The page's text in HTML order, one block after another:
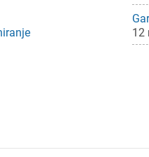
12
Za dodajanje